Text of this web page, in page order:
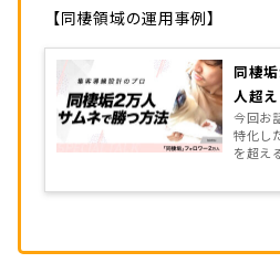
【同棲領域の運用事例】
同棲
人超
倒的
今回お
特化し
を超
んの
同棲ア